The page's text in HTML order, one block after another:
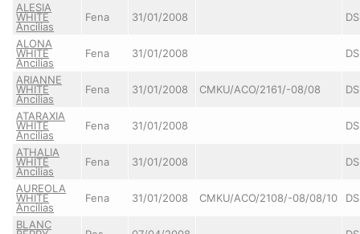
ALESIA
WHITE
Ancilias
Fena 31/01/2008 DS
ALONA
WHITE
Ancilias
Fena 31/01/2008 DS
ARIANNE
WHITE
Ancilias
Fena 31/01/2008 CMKU/ACO/2161/-08/08 DS
ATARAXIA
WHITE
Ancilias
Fena 31/01/2008 DS
ATHALIA
WHITE
Ancilias
Fena 31/01/2008 DS
AUREOLA
WHITE
Ancilias
Fena 31/01/2008 CMKU/ACO/2108/-08/08/10 DS
BLANC